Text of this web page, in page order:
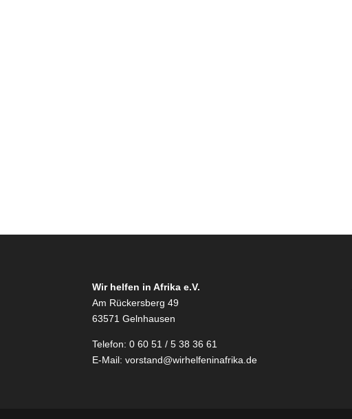
Wir helfen in Afrika e.V.
Am Rückersberg 49
63571 Gelnhausen
Telefon: 0 60 51 / 5 38 36 61
E-Mail:vorstand@wirhelfeninafrika.de